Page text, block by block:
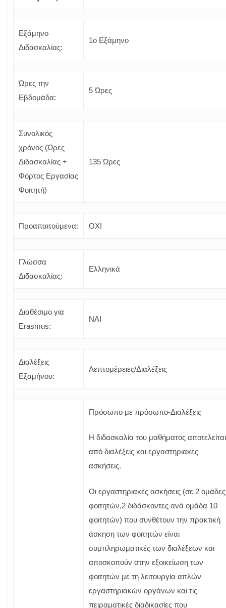
Εξάμηνο
Διδασκαλίας:
1o Εξάμηνο
Ώρες την
Εβδομάδα:
5 Ώρες
Συνολικός
χρόνος (Ώρες
Διδασκαλίας +
Φόρτος Εργασίας
Φοιτητή)
135 Ώρες
Προαπαιτούμενα: OXI
Γλώσσα
Διδασκαλίας:
Ελληνικά
Διαθέσιμο για
Erasmus:
ΝΑΙ
Διαλέξεις
Εξαμήνου:
Λεπτομέρειες/Διαλέξεις
Πρόσωπο με πρόσωπο-Διαλέξεις
Η διδασκαλία του μαθήματος αποτελείται
από διαλέξεις και εργαστηριακές
ασκήσεις.
Οι εργαστηριακές ασκήσεις (σε 2 ομάδες
φοιτητών,2 διδάσκοντες ανά ομάδα 10
φοιτητών) που συνθέτουν την πρακτική
άσκηση των φοιτητών είναι
συμπληρωματικές των διαλέξεων και
αποσκοπούν στην εξοικείωση των
φοιτητών με τη λειτουργία απλών
εργαστηριακών οργάνων και τις
πειραματικές διαδικασίες που